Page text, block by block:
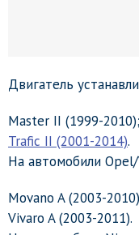
Двигатель
Master II (1999-2010);
Trafic II (2001-2014).
На автомобили
Movano A (2003-
Vivaro A (2003-2011).